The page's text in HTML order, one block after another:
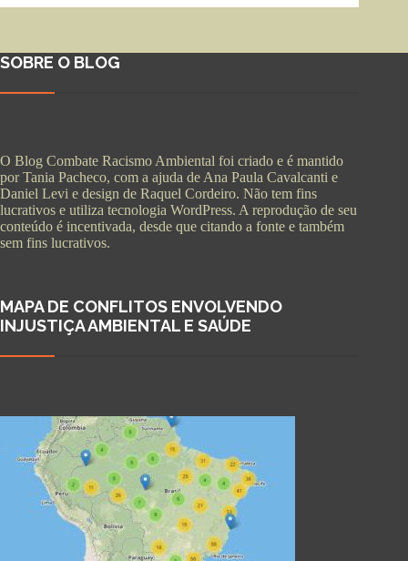
SOBRE O BLOG
O Blog Combate Racismo Ambiental foi criado e é mantido
por Tania Pacheco, com a ajuda de Ana Paula Cavalcanti e
Daniel Levi e design de Raquel Cordeiro. Não tem fins
lucrativos e utiliza tecnologia WordPress. A reprodução de seu
conteúdo é incentivada, desde que citando a fonte e também
sem fins lucrativos.
MAPA DE CONFLITOS ENVOLVENDO
INJUSTIÇA AMBIENTAL E SAÚDE